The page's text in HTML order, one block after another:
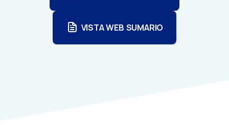
VISTA WEB SUMARIO